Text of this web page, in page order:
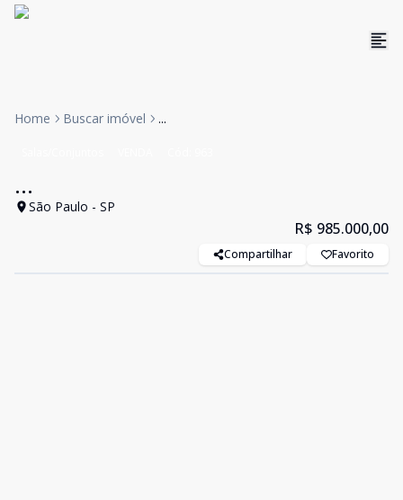
Home Buscar imóvel ...
...
São Paulo - SP
R$ 985.000,00
Compartilhar Favorito